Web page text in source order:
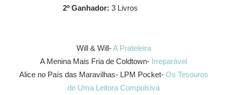
2º Ganhador: 3 Livros
Will & Will-A Prateleira
A Menina Mais Fria de Coldtown- Irreparável
Alice no País das Maravilhas- LPM Pocket- Os Tesouros
de Uma Leitora Compulsiva